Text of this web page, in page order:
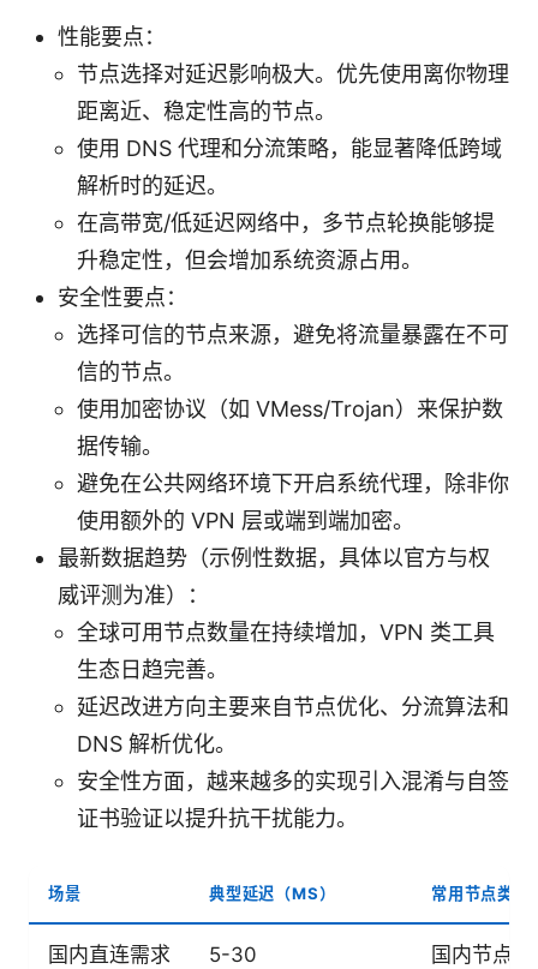
性能要点：
节点选择对延迟影响极大。优先使用离你物理
距离近、稳定性高的节点。
使用 DNS 代理和分流策略，能显著降低跨域
解析时的延迟。
在高带宽/低延迟网络中，多节点轮换能够提
升稳定性，但会增加系统资源占用。
安全性要点：
选择可信的节点来源，避免将流量暴露在不可
信的节点。
使用加密协议（如 VMess/Trojan）来保护数
据传输。
避免在公共网络环境下开启系统代理，除非你
使用额外的 VPN 层或端到端加密。
最新数据趋势（示例性数据，具体以官方与权
威评测为准）：
全球可用节点数量在持续增加，VPN 类工具
生态日趋完善。
延迟改进方向主要来自节点优化、分流算法和
DNS 解析优化。
安全性方面，越来越多的实现引入混淆与自签
证书验证以提升抗干扰能力。
场景 典型延迟（MS） 常用节点类型
国内直连需求 5-30 国内节点